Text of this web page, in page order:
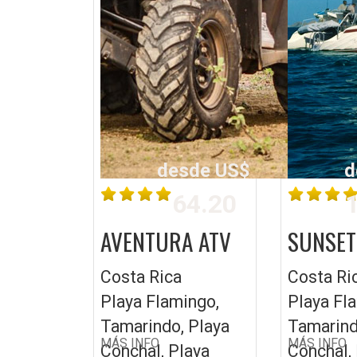
desde US$
64.20
AVENTURA ATV
Costa Rica
Playa Flamingo,
Tamarindo, Playa
Conchal, Playa
MÁS INFO
Costa
Playa
Conchal,
MÁS INFO